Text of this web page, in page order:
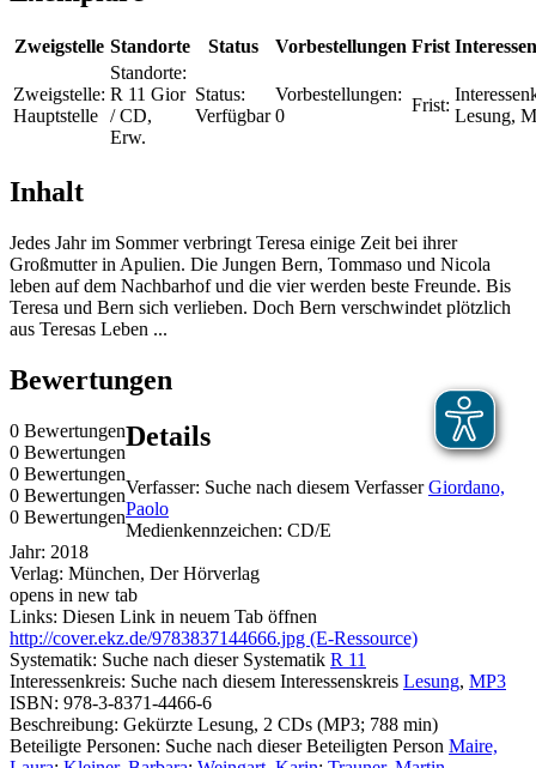
Zweigstelle Standorte Status Vorbestellungen Frist
Zweigstelle:
Hauptstelle
Standorte:
R 11 Gior
/ CD,
Erw.
Status:
Verfügbar
Vorbestellungen:
0
Frist:
Lesung,
Inhalt
Jedes Jahr im Sommer verbringt Teresa einige Zeit bei ihrer
Großmutter in Apulien. Die Jungen Bern, Tommaso und Nicola
leben auf dem Nachbarhof und die vier werden beste Freunde. Bis
Teresa und Bern sich verlieben. Doch Bern verschwindet plötzlich
aus Teresas Leben ...
Bewertungen
0 Bewertungen
0 Bewertungen
0 Bewertungen
0 Bewertungen
0 Bewertungen
Details
Verfasser: Suche nach diesem Verfasser Giordano,
Paolo
Medienkennzeichen: CD/E
Jahr: 2018
Verlag: München, Der Hörverlag
opens in new tab
Links: Diesen Link in neuem Tab öffnen
http://cover.ekz.de/9783837144666.jpg (E-Ressource)
Systematik: Suche nach dieser Systematik R 11
Interessenkreis: Suche nach diesem Interessenskreis Lesung, MP3
ISBN: 978-3-8371-4466-6
Beschreibung: Gekürzte Lesung, 2 CDs (MP3; 788 min)
Beteiligte Personen: Suche nach dieser Beteiligten Person Maire,